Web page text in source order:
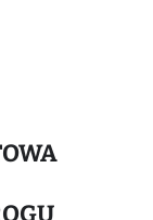
BIBLIOTEKA